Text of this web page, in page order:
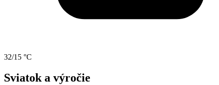
32/15 °C
Sviatok a výročie